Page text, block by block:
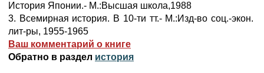
История Японии.- М.:Высшая школа,1988
3. Всемирная история. В 10-ти тт.- М.:Изд-во соц.-экон.
лит-ры, 1955-1965
Ваш комментарий о книге
Обратно в раздел история